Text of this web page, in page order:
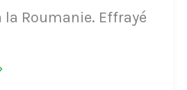
Roumanie. Effrayé